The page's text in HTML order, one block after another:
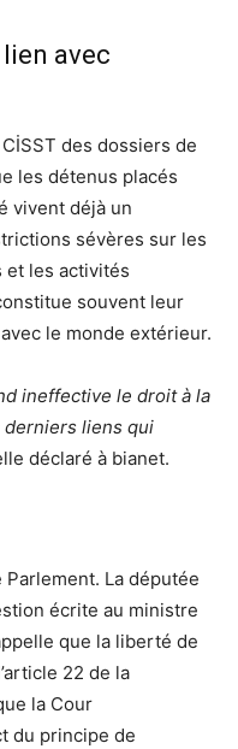
avec
des dossiers de
les détenus placés
vivent déjà un
sévères sur les
et les activités
souvent leur
le monde extérieur.
ineffective le droit à la
derniers liens qui
déclaré à bianet.
La députée
écrite au ministre
que la liberté de
22 de la
la Cour
du principe de